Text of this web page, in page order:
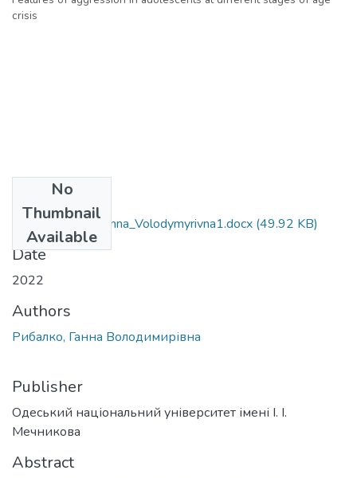
crisis
No
Thumbnail
Available
053_Rybalko_Hanna_Volodymyrivna1.docx (49.92 KB)
Date
2022
Authors
Рибалко, Ганна Володимирівна
Publisher
Одеський національний університет імені І. І.
Мечникова
Abstract